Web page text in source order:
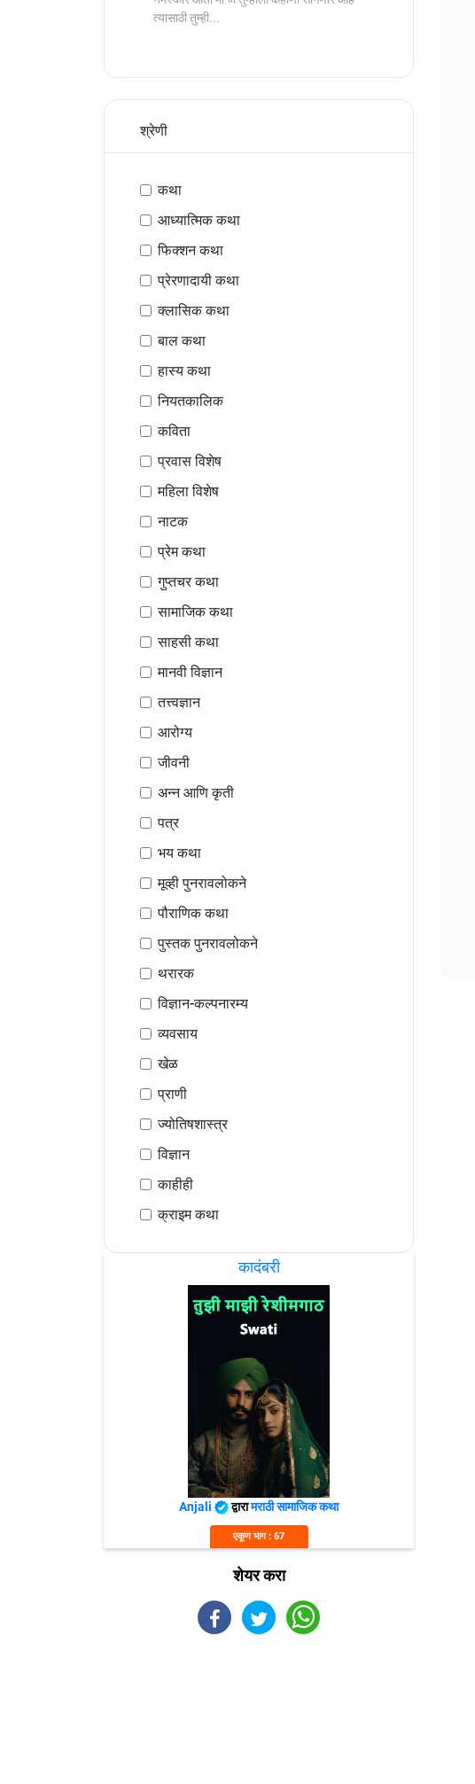
त्यासाठी तुम्ही...
श्रेणी
कथा
आध्यात्मिक कथा
फिक्शन कथा
प्रेरणादायी कथा
क्लासिक कथा
बाल कथा
हास्य कथा
नियतकालिक
कविता
प्रवास विशेष
महिला विशेष
नाटक
प्रेम कथा
गुप्तचर कथा
सामाजिक कथा
साहसी कथा
मानवी विज्ञान
तत्त्वज्ञान
आरोग्य
जीवनी
अन्न आणि कृती
पत्र
भय कथा
मूव्ही पुनरावलोकने
पौराणिक कथा
पुस्तक पुनरावलोकने
थरारक
विज्ञान-कल्पनारम्य
व्यवसाय
खेळ
प्राणी
ज्योतिषशास्त्र
विज्ञान
काहीही
क्राइम कथा
कादंबरी
Anjali द्वारामराठी सामाजिक कथा
एकूण भाग : 67
शेयर करा